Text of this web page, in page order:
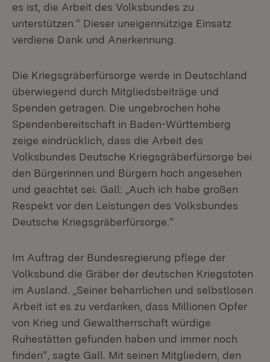
es ist, die Arbeit des Volksbundes zu
unterstützen.“ Dieser uneigennützige Einsatz
verdiene Dank und Anerkennung.
Die Kriegsgräberfürsorge werde in Deutschland
überwiegend durch Mitgliedsbeiträge und
Spenden getragen. Die ungebrochen hohe
Spendenbereitschaft in Baden-Württemberg
zeige eindrücklich, dass die Arbeit des
Volksbundes Deutsche Kriegsgräberfürsorge bei
den Bürgerinnen und Bürgern hoch angesehen
und geachtet sei. Gall: „Auch ich habe großen
Respekt vor den Leistungen des Volksbundes
Deutsche Kriegsgräberfürsorge.“
Im Auftrag der Bundesregierung pflege der
Volksbund die Gräber der deutschen Kriegstoten
im Ausland. „Seiner beharrlichen und selbstlosen
Arbeit ist es zu verdanken, dass Millionen Opfer
von Krieg und Gewaltherrschaft würdige
Ruhestätten gefunden haben und immer noch
finden“, sagte Gall. Mit seinen Mitgliedern, den